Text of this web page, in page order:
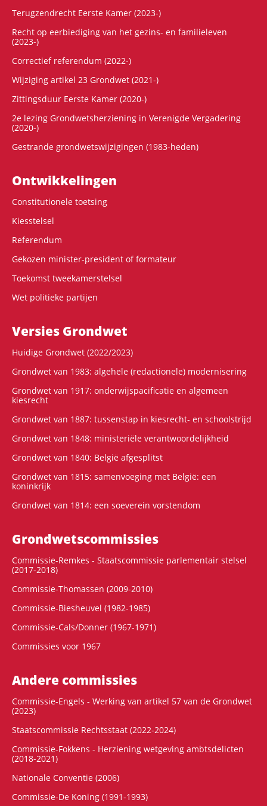
Terugzendrecht Eerste Kamer (2023-)
Recht op eerbiediging van het gezins- en familieleven
(2023-)
Correctief referendum (2022-)
Wijziging artikel 23 Grondwet (2021-)
Zittingsduur Eerste Kamer (2020-)
2e lezing Grondwetsherziening in Verenigde Vergadering
(2020-)
Gestrande grondwetswijzigingen (1983-heden)
Ontwikke­lingen
Constitutionele toetsing
Kiesstelsel
Referendum
Gekozen minister-president of formateur
Toekomst tweekamerstelsel
Wet politieke partijen
Versies Grondwet
Huidige Grondwet (2022/2023)
Grondwet van 1983: algehele (redactionele) modernisering
Grondwet van 1917: onderwijspacificatie en algemeen
kiesrecht
Grondwet van 1887: tussenstap in kiesrecht- en schoolstrijd
Grondwet van 1848: ministeriële verantwoordelijkheid
Grondwet van 1840: België afgesplitst
Grondwet van 1815: samenvoeging met België: een
koninkrijk
Grondwet van 1814: een soeverein vorstendom
Grondwets­commissies
Commissie-Remkes - Staatscommissie parlementair stelsel
(2017-2018)
Commissie-Thomassen (2009-2010)
Commissie-Biesheuvel (1982-1985)
Commissie-Cals/Donner (1967-1971)
Commissies voor 1967
Andere commissies
Commissie-Engels - Werking van artikel 57 van de Grondwet
(2023)
Staatscommissie Rechtsstaat (2022-2024)
Commissie-Fokkens - Herziening wetgeving ambtsdelicten
(2018-2021)
Nationale Conventie (2006)
Commissie-De Koning (1991-1993)